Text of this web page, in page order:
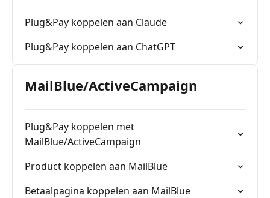
Plug&Pay koppelen aan Claude
Plug&Pay koppelen aan ChatGPT
MailBlue/ActiveCampaign
Plug&Pay koppelen met
MailBlue/ActiveCampaign
Product koppelen aan MailBlue
Betaalpagina koppelen aan MailBlue